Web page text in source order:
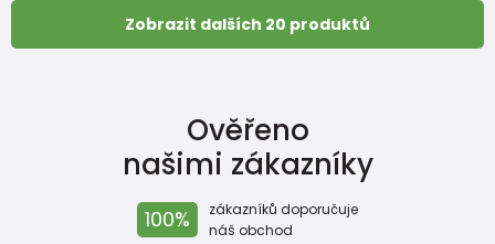
Zobrazit dalších 20 produktů
Ověřeno
našimi zákazníky
100%
zákazníků doporučuje
náš obchod